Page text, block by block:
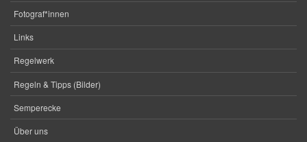
Fotograf*innen
Links
Regelwerk
Regeln & Tipps (Bilder)
Semperecke
Über uns